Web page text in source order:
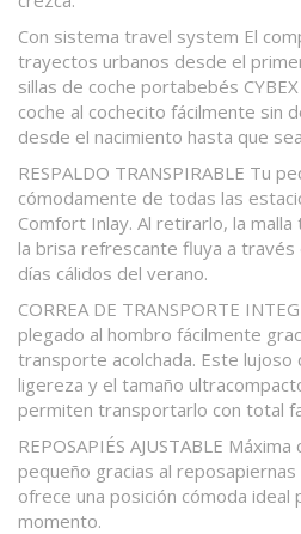
Con sistema travel system El
trayectos urbanos desde el
sillas de coche portabebés
coche al cochecito fácilmente sin
desde el nacimiento hasta que
RESPALDO TRANSPIRABLE Tu
cómodamente de todas las
Comfort Inlay. Al retirarlo, la
la brisa refrescante fluya a
días cálidos del verano.
CORREA DE TRANSPORTE
plegado al hombro fácilmente
transporte acolchada. Este lujoso
ligereza y el tamaño
permiten transportarlo con total
REPOSAPIÉS AJUSTABLE Máxima
pequeño gracias al
ofrece una posición cómoda
momento.